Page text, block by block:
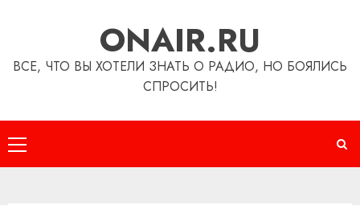
ONAIR.RU
ВСЕ, ЧТО ВЫ ХОТЕЛИ ЗНАТЬ О РАДИО, НО БОЯЛИСЬ
СПРОСИТЬ!
Основное
меню